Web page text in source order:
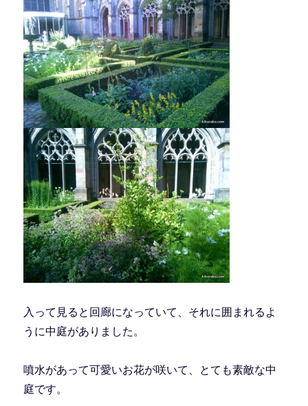
入って見ると回廊になっていて、それに囲まれるよ
うに中庭がありました。
噴水があって可愛いお花が咲いて、とても素敵な中
庭です。